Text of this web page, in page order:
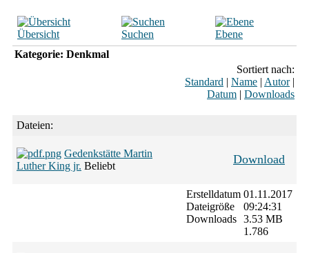
Übersicht Suchen
Ebene
Kategorie: Denkmal
Sortiert nach:
Standard | Name | Autor|
Datum | Downloads
Dateien:
Gedenkstätte Martin
Luther King jr. Beliebt Download
Erstelldatum
Dateigröße
Downloads
01.11.2017
09:24:31
3.53 MB
1.786